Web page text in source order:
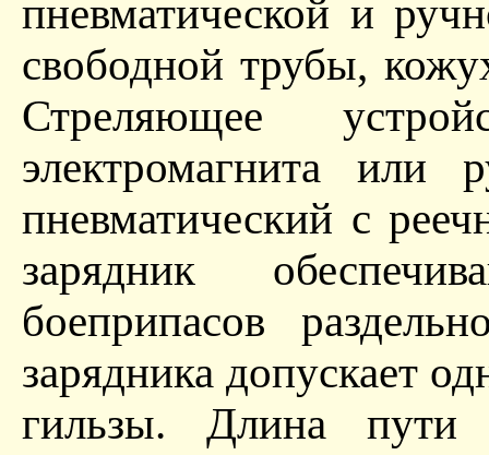
пневматической и
свободной трубы,
Стреляющее
электромагнита или
пневматический с
зарядник
боеприпасов
зарядника допускает
гильзы. Длина